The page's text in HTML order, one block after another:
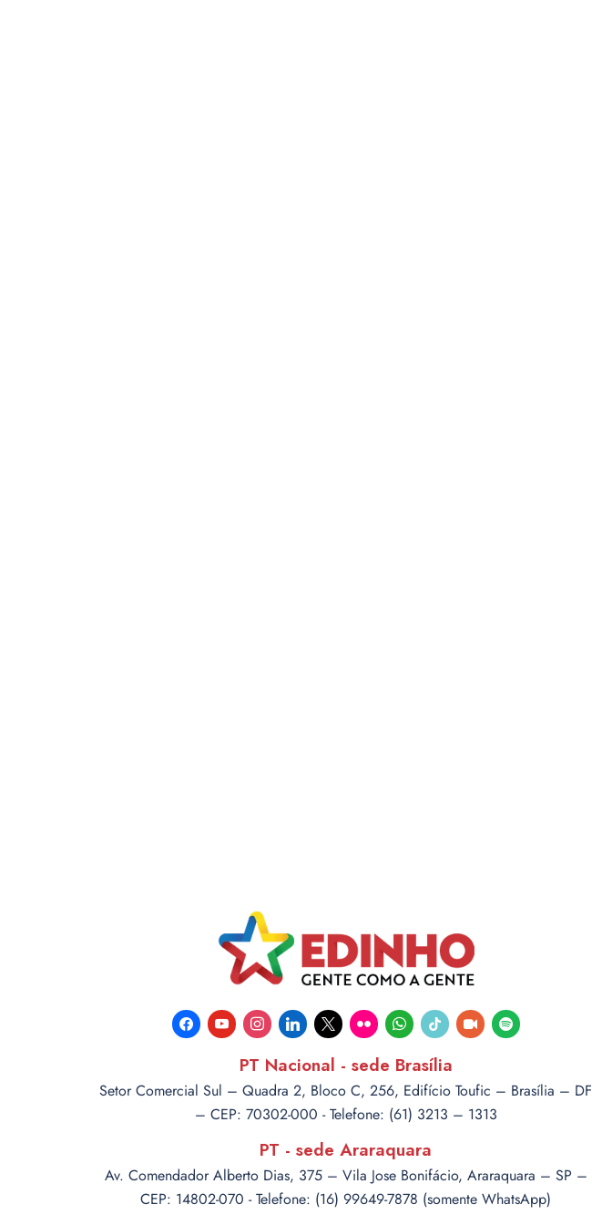
facebookyoutubeinstagramlinkedin
x flickr whatsapp
tiktok video-
camera
spotify
PT Nacional - sede Brasília
Setor Comercial Sul – Quadra 2, Bloco C, 256, Edifício Toufic – Brasília – DF
– CEP: 70302-000 - Telefone: (61) 3213 – 1313
PT - sede Araraquara
Av. Comendador Alberto Dias, 375 – Vila Jose Bonifácio, Araraquara – SP –
CEP: 14802-070 - Telefone: (16) 99649-7878 (somente WhatsApp)